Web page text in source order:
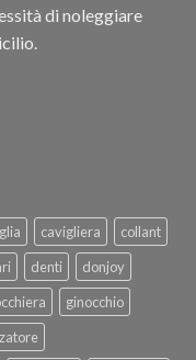
di noleggiare
cavigliera
collant
denti
donjoy
ginocchio